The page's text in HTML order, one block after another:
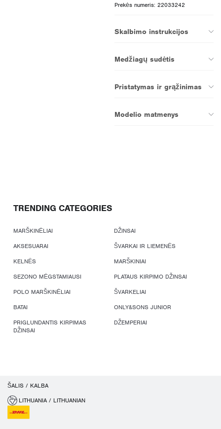
Prekės numeris: 22033242
Skalbimo instrukcijos
Medžiagų sudėtis
Pristatymas ir grąžinimas
Modelio matmenys
TRENDING CATEGORIES
MARŠKINĖLIAI
DŽINSAI
AKSESUARAI
ŠVARKAI IR LIEMENĖS
KELNĖS
MARŠKINIAI
SEZONO MĖGSTAMIAUSI
PLATAUS KIRPIMO DŽINSAI
POLO MARŠKINĖLIAI
ŠVARKELIAI
BATAI
ONLY&SONS JUNIOR
PRIGLUNDANTIS KIRPIMAS
DŽINSAI
DŽEMPERIAI
ŠALIS / KALBA
LITHUANIA / LITHUANIAN